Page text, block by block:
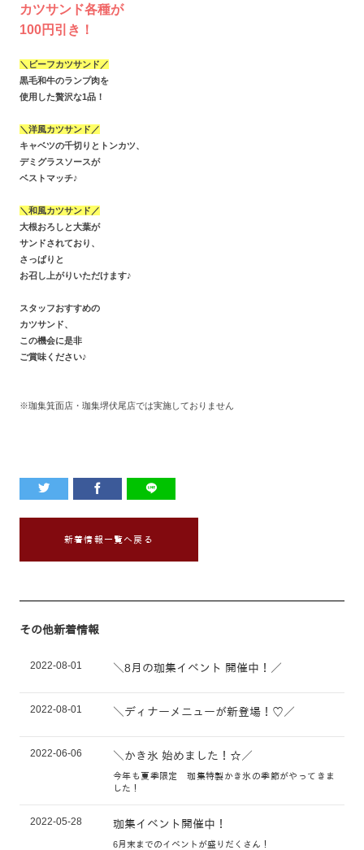
カツサンド各種が
100円引き！
＼ビーフカツサンド／
黒毛和牛のランプ肉を
使用した贅沢な1品！
＼洋風カツサンド／
キャベツの千切りとトンカツ、
デミグラスソースが
ベストマッチ♪
＼和風カツサンド／
大根おろしと大葉が
サンドされており、
さっぱりと
お召し上がりいただけます♪
スタッフおすすめの
カツサンド、
この機会に是非
ご賞味ください♪
※珈集箕面店・珈集堺伏尾店では実施しておりません
新着情報一覧へ戻る
その他新着情報
2022-08-01 ＼8月の珈集イベント 開催中！／
2022-08-01 ＼ディナーメニューが新登場！♡／
2022-06-06 ＼かき氷 始めました！☆／
今年も夏季限定 珈集特製かき氷の季節がやってきま
した！
2022-05-28 珈集イベント開催中！
6月末までのイベントが盛りだくさん！